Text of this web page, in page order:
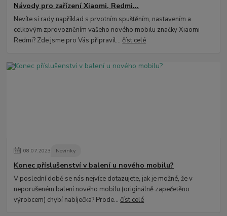
Návody pro zařízení Xiaomi, Redmi...
Nevíte si rady například s prvotním spuštěním, nastavením a
celkovým zprovozněním vašeho nového mobilu značky Xiaomi
Redmi? Zde jsme pro Vás připravil...číst celé
08.07.2023 Novinky
Konec příslušenství v balení u nového mobilu?
V poslední době se nás nejvíce dotazujete, jak je možné, že v
neporušeném balení nového mobilu (originálně zapečetěno
výrobcem) chybí nabíječka? Prode...číst celé